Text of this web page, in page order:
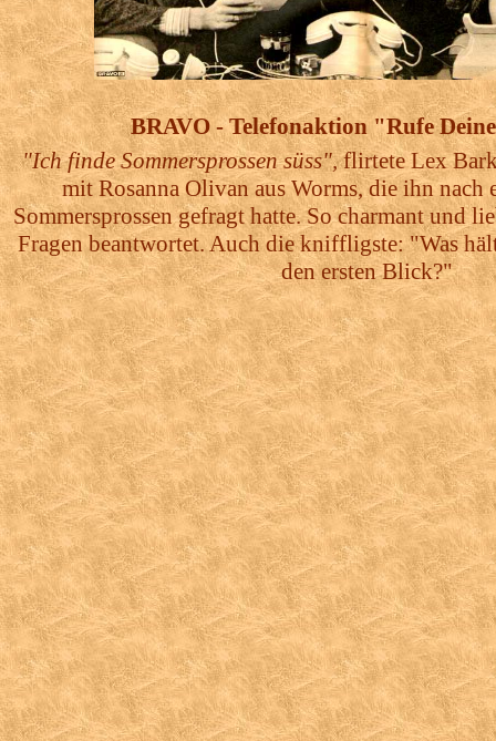
BRAVO - Telefonaktion "Rufe
"Ich finde Sommersprossen süss",flirtete Lex
mit Rosanna Olivan aus Worms, die ihn nach
Sommersprossen gefragt hatte. So charmant und
Fragen beantwortet. Auch die kniffligste: "Was
den ersten Blick?"